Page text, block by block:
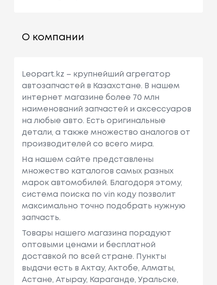
О компании
Leopart.kz – крупнейший агрегатор
автозапчастей в Казахстане. В нашем
интернет магазине более 70 млн
наименований запчастей и аксессуаров
на любые авто. Есть оригинальные
детали, а также множество аналогов от
производителей со всего мира.
На нашем сайте представлены
множество каталогов самых разных
марок автомобилей. Благодоря этому,
система поиска по vin коду позволит
максимально точно подобрать нужную
запчасть.
Товары нашего магазина порадуют
оптовыми ценами и бесплатной
доставкой по всей стране. Пункты
выдачи есть в Актау, Актобе, Алматы,
Астане, Атырау, Караганде, Уральске,